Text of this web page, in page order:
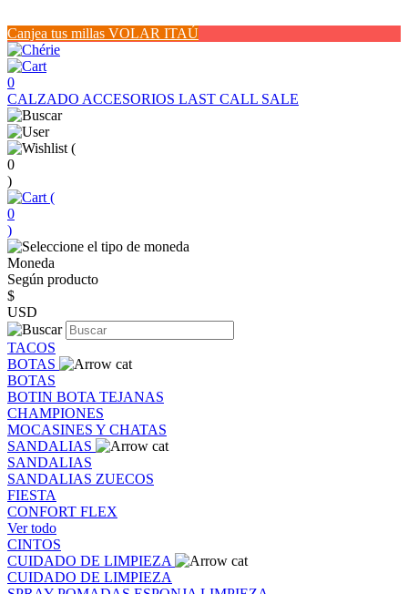
Canjea tus millas VOLAR ITAÚ
0
CALZADO ACCESORIOS LAST CALL SALE
(
0
)
(
0
)
Moneda
Según producto
$
USD
TACOS
BOTAS
BOTAS
BOTIN BOTA TEJANAS
CHAMPIONES
MOCASINES Y CHATAS
SANDALIAS
SANDALIAS
SANDALIAS ZUECOS
FIESTA
CONFORT FLEX
Ver todo
CINTOS
CUIDADO DE LIMPIEZA
CUIDADO DE LIMPIEZA